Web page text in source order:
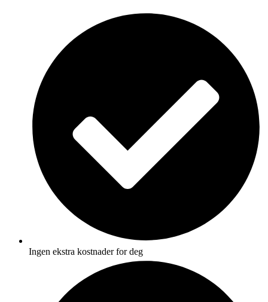
Ingen ekstra kostnader for deg